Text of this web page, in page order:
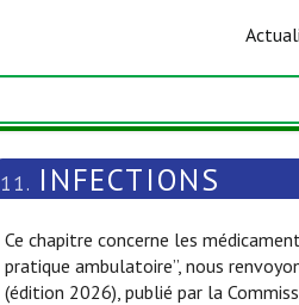
11. INFECTIONS
Ce chapitre concerne les
pratique ambulatoire”, nous
(édition 2026), publié par la